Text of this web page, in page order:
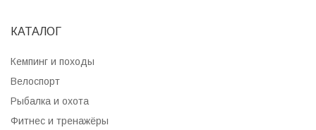
КАТАЛОГ
Кемпинг и походы
Велоспорт
Рыбалка и охота
Фитнес и тренажёры